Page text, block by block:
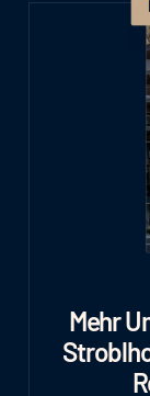
Mehr